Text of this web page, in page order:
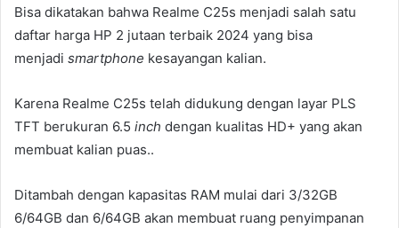
Bisa dikatakan bahwa Realme C25s menjadi salah satu
daftar harga HP 2 jutaan terbaik 2024 yang bisa
menjadi smartphone kesayangan kalian.
Karena Realme C25s telah didukung dengan layar PLS
TFT berukuran 6.5 inch dengan kualitas HD+ yang akan
membuat kalian puas..
Ditambah dengan kapasitas RAM mulai dari 3/32GB
6/64GB dan 6/64GB akan membuat ruang penyimpanan